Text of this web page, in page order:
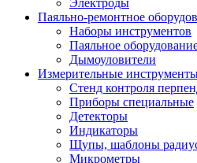
Электроды
Паяльно-ремонтное
Наборы инструментов
Паяльное
Дымоуловители
Измерительные
Стенд контроля
Приборы специальные
Детекторы
Индикаторы
Щупы, шаблоны
Микрометры